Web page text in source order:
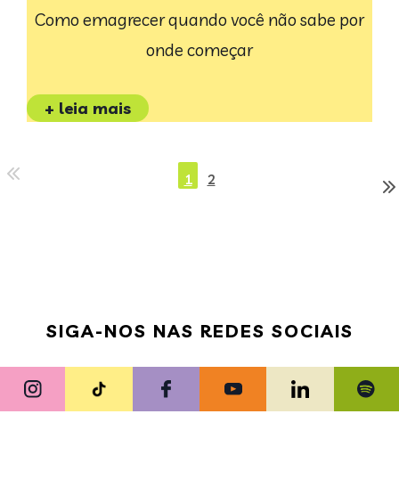
Como emagrecer quando você não sabe por
onde começar
+ leia mais
1 2
SIGA-NOS NAS REDES SOCIAIS